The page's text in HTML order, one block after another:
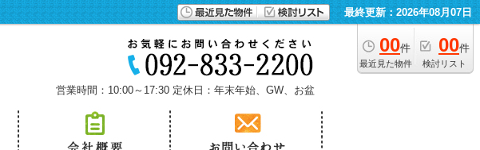
最終更新：2026年08月07日
00件
最近見た物件
00件
検討リスト
営業時間：10:00～17:30 定休日：年末年始、GW、お盆